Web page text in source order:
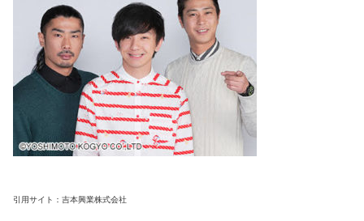
引用サイト：吉本興業株式会社